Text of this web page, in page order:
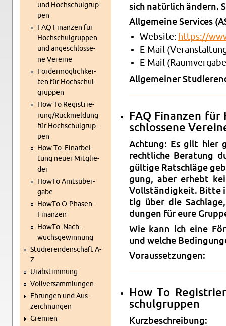
und Hoch­schul­grup­
pen
FAQ Fi­nan­zen für
Hoch­schul­grup­pen
und an­ge­schlos­se­
ne Ver­ei­ne
För­der­mög­lich­kei­
ten für Hoch­schul­
grup­pen
How To Re­gis­trie­
rung/Rück­mel­dung
für Hoch­schul­grup­
pen
How To: Ein­ar­bei­
tung neuer Mit­glie­
der
HowTo Amts­über­
ga­be
HowTo O-Pha­sen-
Fi­nan­zen
HowTo: Nach­
wuchs­ge­win­nung
Stu­die­ren­den­schaft A-
Z
Ur­ab­stim­mung
Voll­ver­samm­lun­gen
Eh­run­gen und Aus­
zeich­nun­gen
Gre­mi­en
sich na­tür­lich än­dern.
All­ge­mei­ne Ser­vices
Web­site: https://​
E-Mail
E-Mail
All­ge­mei­ner
FAQ Fi­nan­zen
schlos­se­ne
Ach­tung: Es gilt hier
recht­li­che Be­ra­tung
gül­ti­ge Rat­schlä­ge
gung, aber er­hebt
Voll­stän­dig­keit. Bitte
tig über die
dun­gen für eure
Wie kann ich eine
und wel­che
Vor­aus­set­zun­gen:
How To
schul­grup­pen
Kurz­be­schrei­bung: